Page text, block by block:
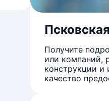
Получите
или компаний,
конструкции и
качество